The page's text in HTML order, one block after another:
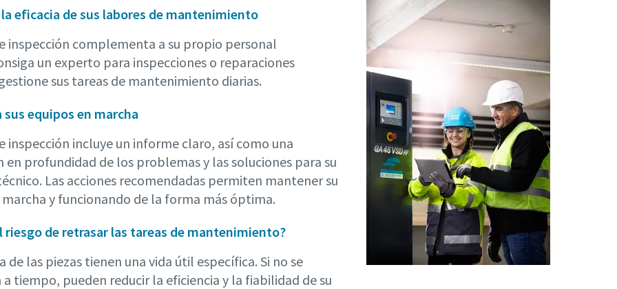
eficacia de sus labores de mantenimiento
inspección complementa a su propio personal
un experto para inspecciones o reparaciones
sus tareas de mantenimiento diarias.
sus equipos en marcha
inspección incluye un informe claro, así como una
en profundidad de los problemas y las soluciones para su
Las acciones recomendadas permiten mantener su
y funcionando de la forma más óptima.
riesgo de retrasar las tareas de mantenimiento?
de las piezas tienen una vida útil específica. Si no se
tiempo, pueden reducir la eficiencia y la fiabilidad de su